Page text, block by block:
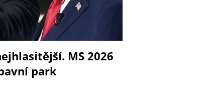
MS 2026
park